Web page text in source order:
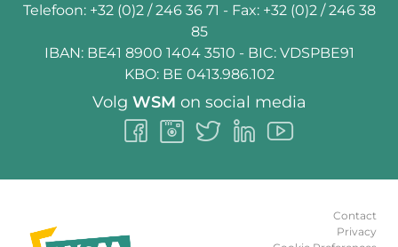
mail:
Telefoon: +32 (0)2 / 246 36 71 - Fax: +32 (0)2 / 246 38
85
IBAN: BE41 8900 1404 3510 - BIC: VDSPBE91
KBO: BE 0413.986.102
Volg WSM on social media
Follow
us
Facebook
Follow
us
Instagram
Follow
us
Twitter
Follow
us
LinkedIn
Follow
us
Youtube
Contact
Privacy